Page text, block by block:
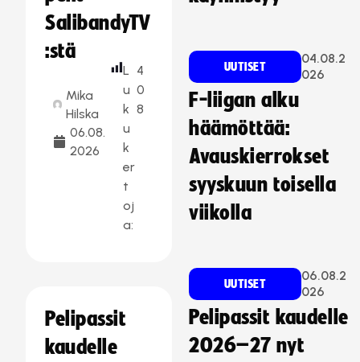
SalibandyTV
:stä
Mika
Hilska
06.08.
2026
L
u
k
u
k
er
t
oj
a:
4
0
8
Pelipassit
kaudelle
UUTISET
04.08.2
026
F-liigan alku
häämöttää:
Avauskierrokset
syyskuun toisella
viikolla
UUTISET
06.08.2
026
Pelipassit kaudelle
2026–27 nyt